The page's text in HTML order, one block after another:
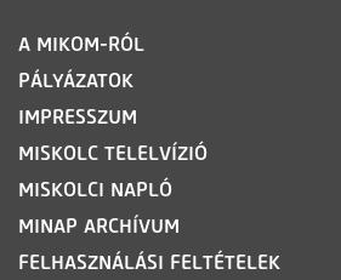
LÁBLÉC
A MIKOM-RÓL
PÁLYÁZATOK
IMPRESSZUM
MISKOLC TELELVÍZIÓ
MISKOLCI NAPLÓ
MINAP ARCHÍVUM
FELHASZNÁLÁSI FELTÉTELEK